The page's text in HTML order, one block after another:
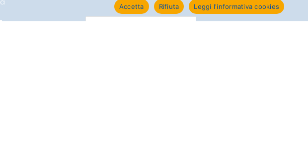
Accetta
Rifiuta Leggi l'informativa cookies